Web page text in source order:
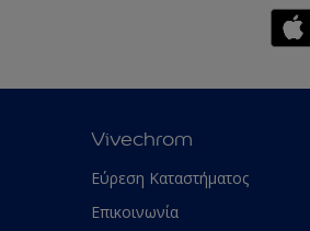
Vivechrom
Εύρεση Καταστήματος
Επικοινωνία